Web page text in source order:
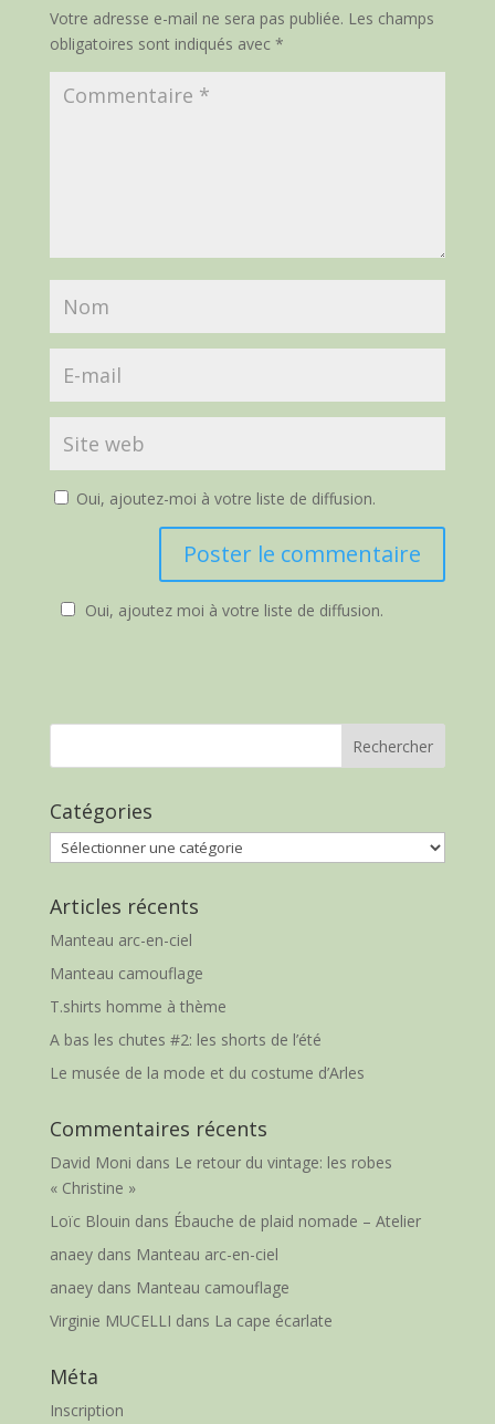
Votre adresse e-mail ne sera pas publiée. Les champs
obligatoires sont indiqués avec *
Oui, ajoutez-moi à votre liste de diffusion.
Oui, ajoutez moi à votre liste de diffusion.
Catégories
Catégories
Articles récents
Manteau arc-en-ciel
Manteau camouflage
T.shirts homme à thème
A bas les chutes #2: les shorts de l’été
Le musée de la mode et du costume d’Arles
Commentaires récents
David Moni dans Le retour du vintage: les robes
« Christine »
Loïc Blouin dans Ébauche de plaid nomade – Atelier
anaeydans Manteau arc-en-ciel
anaeydans Manteau camouflage
Virginie MUCELLI dans La cape écarlate
Méta
Inscription